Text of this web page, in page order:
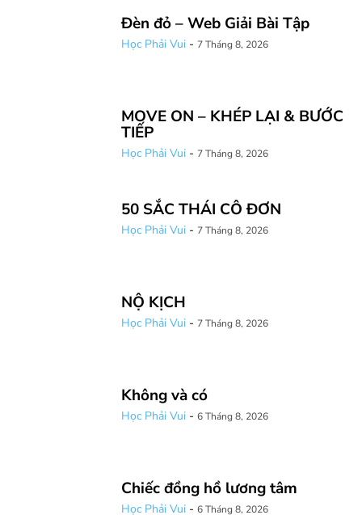
Đèn đỏ – Web Giải Bài Tập
Học Phải Vui - 7 Tháng 8, 2026
MOVE ON – KHÉP LẠI & BƯỚC
TIẾP
Học Phải Vui - 7 Tháng 8, 2026
50 SẮC THÁI CÔ ĐƠN
Học Phải Vui - 7 Tháng 8, 2026
NỘ KỊCH
Học Phải Vui - 7 Tháng 8, 2026
Không và có
Học Phải Vui - 6 Tháng 8, 2026
Chiếc đồng hồ lương tâm
Học Phải Vui - 6 Tháng 8, 2026